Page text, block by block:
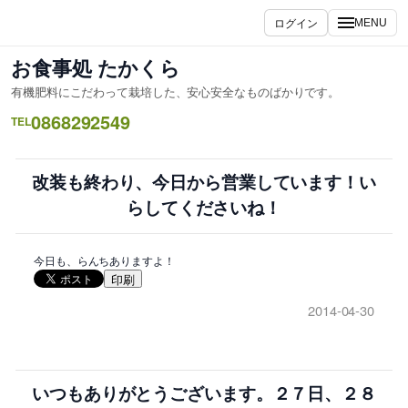
ス
キ
ッ
ログイン MENU
お食事処 たかくら
有機肥料にこだわって栽培した、安心安全なものばかりです。
TEL0868292549
改装も終わり、今日から営業しています！い
らしてくださいね！
今日も、らんちありますよ！
印刷
2014-04-30
いつもありがとうございます。２７日、２８